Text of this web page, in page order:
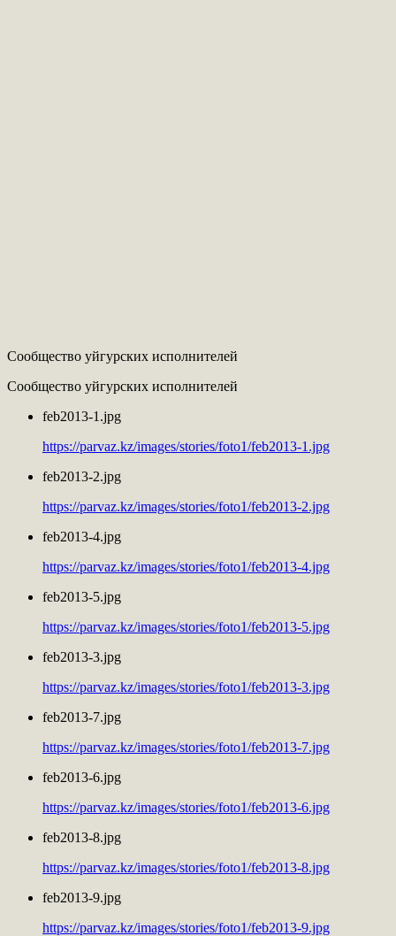
Сообщество уйгурских исполнителей
Сообщество уйгурских исполнителей
feb2013-1.jpg
https://parvaz.kz/images/stories/foto1/feb2013-1.jpg
feb2013-2.jpg
https://parvaz.kz/images/stories/foto1/feb2013-2.jpg
feb2013-4.jpg
https://parvaz.kz/images/stories/foto1/feb2013-4.jpg
feb2013-5.jpg
https://parvaz.kz/images/stories/foto1/feb2013-5.jpg
feb2013-3.jpg
https://parvaz.kz/images/stories/foto1/feb2013-3.jpg
feb2013-7.jpg
https://parvaz.kz/images/stories/foto1/feb2013-7.jpg
feb2013-6.jpg
https://parvaz.kz/images/stories/foto1/feb2013-6.jpg
feb2013-8.jpg
https://parvaz.kz/images/stories/foto1/feb2013-8.jpg
feb2013-9.jpg
https://parvaz.kz/images/stories/foto1/feb2013-9.jpg